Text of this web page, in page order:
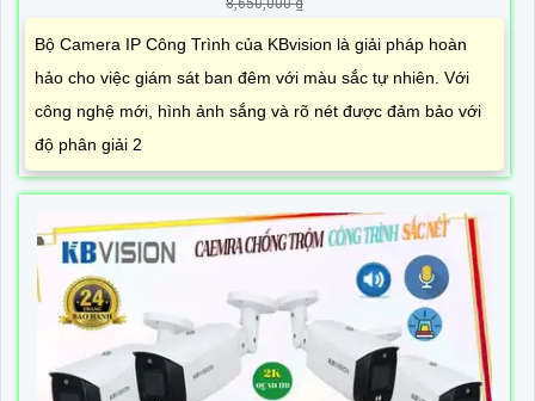
8,650,000 ₫
Bộ Camera IP Công Trình của KBvision là giải pháp hoàn
hảo cho việc giám sát ban đêm với màu sắc tự nhiên. Với
công nghệ mới, hình ảnh sắng và rõ nét được đảm bảo với
độ phân giải 2